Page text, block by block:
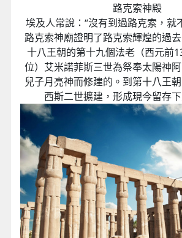
路克索神殿
埃及人常說：“沒有到過路克索，就
路克索神廟證明了路克索輝煌的過
十八王朝的第十九個法老（西元前
位）艾米諾菲斯三世為祭奉太陽神
兒子月亮神而修建的。到第十八王
西斯二世擴建，形成現今留存